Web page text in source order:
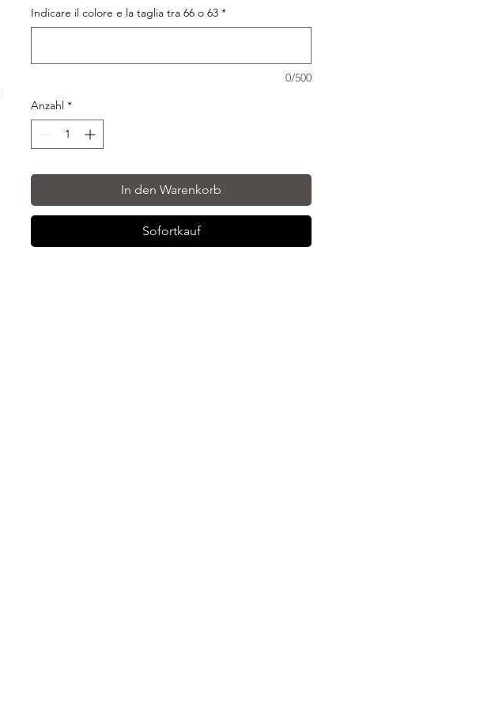
Indicare il colore e la taglia tra 66 o 63 *
0/500
Anzahl *
In den Warenkorb
Sofortkauf